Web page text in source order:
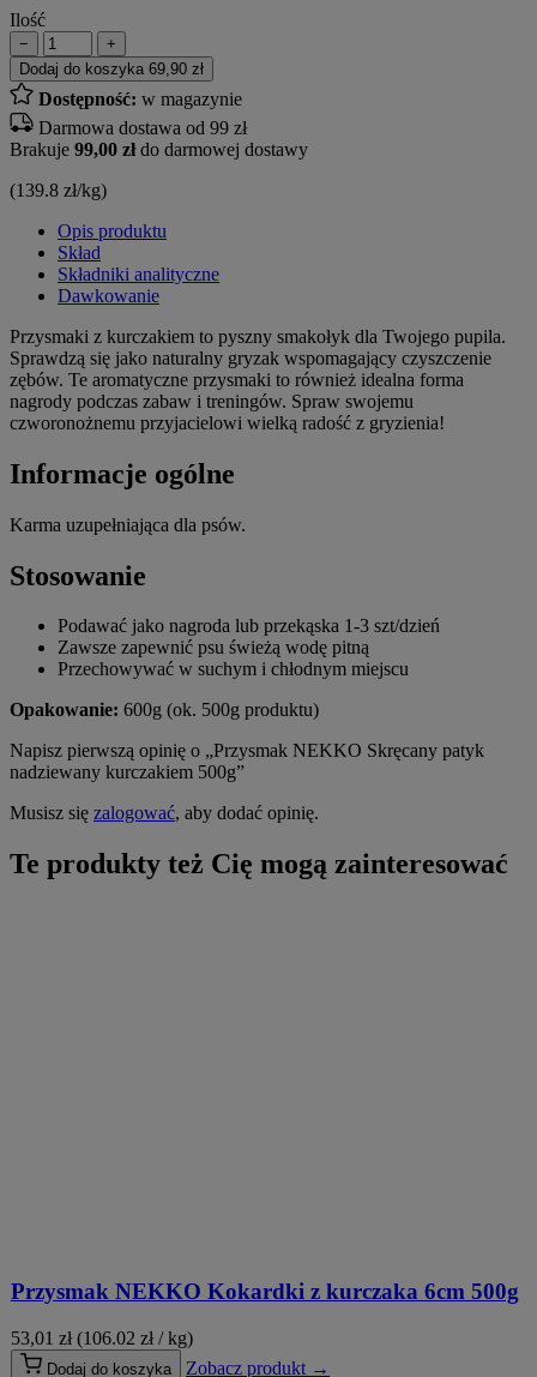
Ilość
−
+
Dodaj do koszyka 69,90 zł
Dostępność: w magazynie
Darmowa dostawa od 99 zł
Brakuje 99,00 złdo darmowej dostawy
(139.8 zł/kg)
Opis produktu
Skład
Składniki analityczne
Dawkowanie
Przysmaki z kurczakiem to pyszny smakołyk dla Twojego pupila.
Sprawdzą się jako naturalny gryzak wspomagający czyszczenie
zębów. Te aromatyczne przysmaki to również idealna forma
nagrody podczas zabaw i treningów. Spraw swojemu
czworonożnemu przyjacielowi wielką radość z gryzienia!
Informacje ogólne
Karma uzupełniająca dla psów.
Stosowanie
Podawać jako nagroda lub przekąska 1-3 szt/dzień
Zawsze zapewnić psu świeżą wodę pitną
Przechowywać w suchym i chłodnym miejscu
Opakowanie: 600g (ok. 500g produktu)
Napisz pierwszą opinię o „Przysmak NEKKO Skręcany patyk
nadziewany kurczakiem 500g”
Musisz się zalogować, aby dodać opinię.
Te produkty też Cię mogą zainteresować
Przysmak NEKKO Kokardki z kurczaka 6cm 500g
53,01 zł (106.02 zł / kg)
Dodaj do koszyka Zobacz produkt →